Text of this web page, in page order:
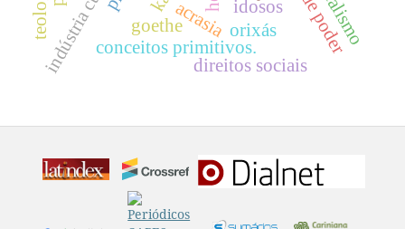
acrasia
conceitos primitivos.
idosos
direitos sociais
goethe orixás